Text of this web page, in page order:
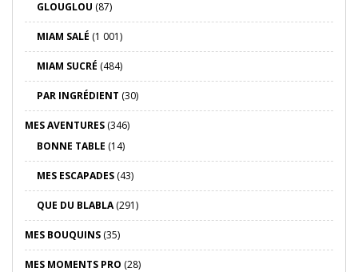
GLOUGLOU (87)
MIAM SALÉ (1 001)
MIAM SUCRÉ (484)
PAR INGRÉDIENT (30)
MES AVENTURES (346)
BONNE TABLE (14)
MES ESCAPADES (43)
QUE DU BLABLA(291)
MES BOUQUINS (35)
MES MOMENTS PRO (28)